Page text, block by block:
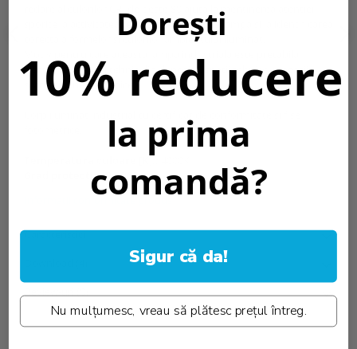
redare al culorilor CRI de peste 80 ajuta la mentinerea atentiei
sporite la activitatea realizata sub aceasta lampa si la identificarea
corecta a formelor si culorilor ambientului iluminat.
pentru iluminatul tehnic din depozite, spatii tehnice, magazii,
scari sau anexe tehnice.
Temperatura culoare [K]::
Grad protectie IP:IP65
Caracteristici
Review-uri(0)
Dorești
10% reducere
la prima
comandă?
Sigur că da!
Nu mulțumesc, vreau să plătesc prețul întreg.